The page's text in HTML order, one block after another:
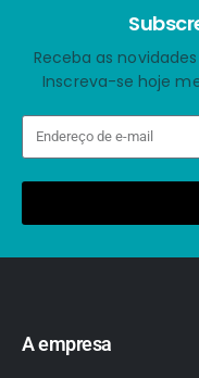
Receba as
Inscreva-se hoje
A empresa